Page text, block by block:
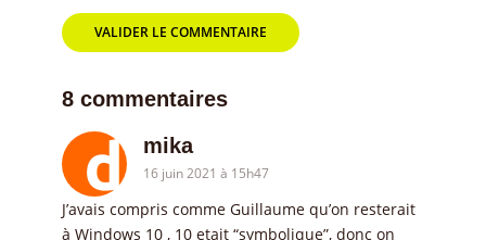
8 commentaires
mika
16 juin 2021 à 15h47
J’avais compris comme Guillaume qu’on resterait
à Windows 10 , 10 etait “symbolique”, donc on